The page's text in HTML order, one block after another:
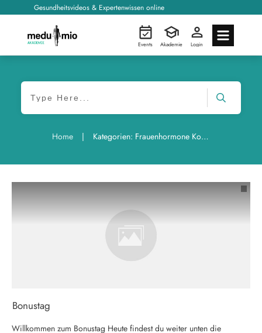
Gesundheitsvideos & Expertenwissen online
Events Akademie Login
Home | Kategorien: Frauenhormone Kongress
Bonustag
Willkommen zum Bonustag Heute findest du weiter unten die